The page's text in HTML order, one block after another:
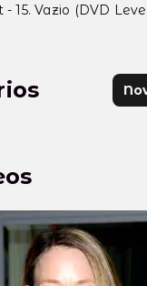
15. Vazio (DVD